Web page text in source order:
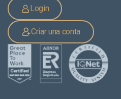
Login
Criar una conta